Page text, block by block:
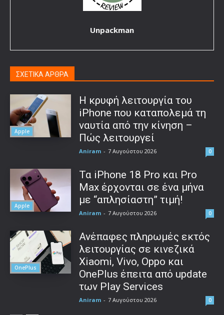
Unpackman
ΣΧΕΤΙΚΑ ΑΡΘΡΑ
Apple
Η κρυφή λειτουργία του
iPhone που καταπολεμά τη
ναυτία από την κίνηση –
Πώς λειτουργεί
Aniram - 7 Αυγούστου 2026 0
Apple
Τα iPhone 18 Pro και Pro
Max έρχονται σε ένα μήνα
με “απλησίαστη” τιμή!
Aniram - 7 Αυγούστου 2026 0
OnePlus
Ανέπαφες πληρωμές εκτός
λειτουργίας σε κινεζικά
Xiaomi, Vivo, Oppo και
OnePlus έπειτα από update
των Play Services
Aniram - 7 Αυγούστου 2026 0